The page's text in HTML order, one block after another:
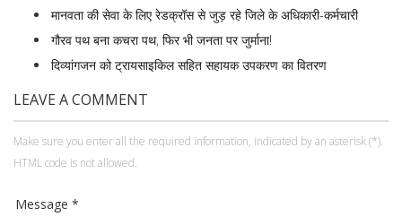
मानवता की सेवा के लिए रेडक्रॉस से जुड़ रहे जिले के अधिकारी-कर्मचारी
गौरव पथ बना कचरा पथ, फिर भी जनता पर जुर्माना!
दिव्यांगजन को ट्रायसाइकिल सहित सहायक उपकरण का वितरण
LEAVE A COMMENT
Make sure you enter all the required information, indicated by an asterisk (*).
HTML code is not allowed.
Message *